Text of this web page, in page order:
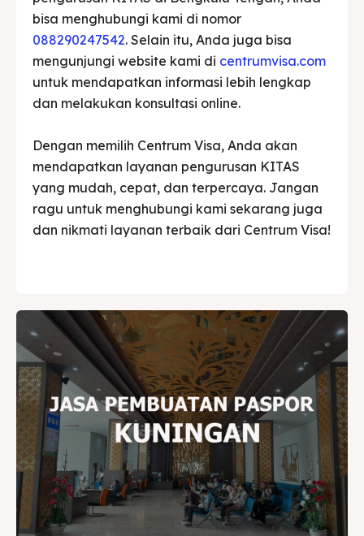
bisa menghubungi kami di nomor
088290247542. Selain itu, Anda juga bisa
mengunjungi website kami di centrumvisa.com
untuk mendapatkan informasi lebih lengkap
dan melakukan konsultasi online.
Dengan memilih Centrum Visa, Anda akan
mendapatkan layanan pengurusan KITAS
yang mudah, cepat, dan terpercaya. Jangan
ragu untuk menghubungi kami sekarang juga
dan nikmati layanan terbaik dari Centrum Visa!